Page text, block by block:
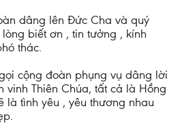
dâng lên Đức Cha và quý
biết ơn , tin tưởng , kính
thác.
cộng đoàn phụng vụ dâng lời
vinh Thiên Chúa, tất cả là Hồng
là tình yêu , yêu thương nhau